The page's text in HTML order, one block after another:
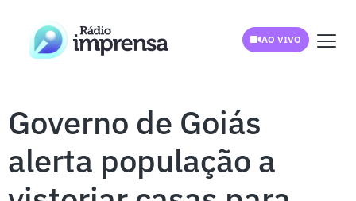
AO VIVO
Governo de Goiás
alerta população a